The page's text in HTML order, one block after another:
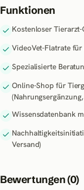
Funktionen
Kostenloser
VideoVet-Flatrate
Spezialisierte
Online-Shop für
Wissensdatenbank
Versand)
Bewertungen (0)